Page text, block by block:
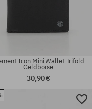
Icon Mini Wallet Trifold
Geldbörse
30,90 €